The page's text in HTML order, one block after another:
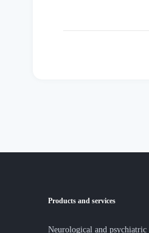
Products and services
Neurological and psychiatric